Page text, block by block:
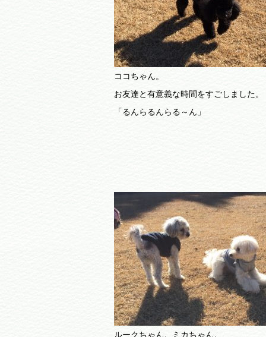
ココちゃん。
お友達と有意義な時間をすごしました。
「るんらるんらる～ん」
ルークちゃん。ミカちゃん。